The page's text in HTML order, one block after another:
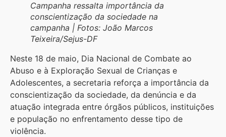
Campanha ressalta importância da
conscientização da sociedade na
campanha | Fotos: João Marcos
Teixeira/Sejus-DF
Neste 18 de maio, Dia Nacional de Combate ao
Abuso e à Exploração Sexual de Crianças e
Adolescentes, a secretaria reforça a importância da
conscientização da sociedade, da denúncia e da
atuação integrada entre órgãos públicos, instituições
e população no enfrentamento desse tipo de
violência.